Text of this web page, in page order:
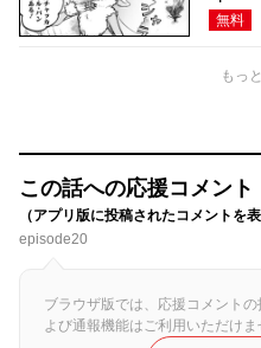
無料
もっ
この話への応援コメント
（アプリ版に投稿されたコメントを
episode20
ブラウザ版では、応援コメント
よび通報機能はご利用いただけま